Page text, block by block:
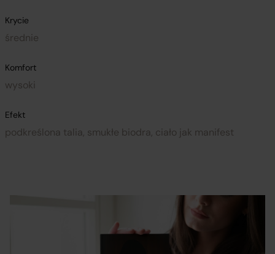
Krycie
średnie
Komfort
wysoki
Efekt
podkreślona talia, smukłe biodra, ciało jak manifest